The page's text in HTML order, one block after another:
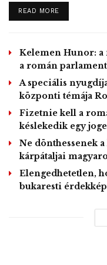
„A csata mindig az
hangsúlyozta.
vagy taszítja
úgy folytatta: erről
ebben a csatában
döntést hozó emberek.
Pásztor István
Szövetség az
Vajdaságban, amely
akaratát.
Szerbiában a tervek
általános
elhalasztják a
READ MOREDETAILS
Kelemen Hunor: a
a román
A speciális
központi témája
Fizetnie kell a
késlekedik egy
Ne dönthessenek
kárpátaljai
Elengedhetetlen,
bukaresti